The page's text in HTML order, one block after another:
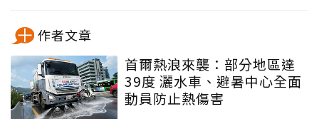
作者文章
首爾熱浪來襲：部分地區達
39度 灑水車、避暑中心全面
動員防止熱傷害